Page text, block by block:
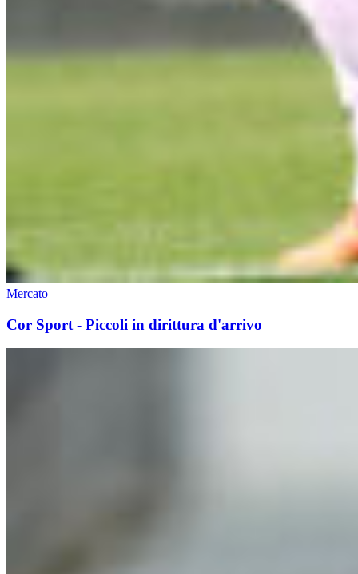
Mercato
Cor Sport - Piccoli in dirittura d'arrivo